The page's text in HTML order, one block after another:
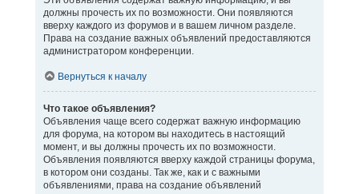
должны прочесть их по возможности. Они появляются
вверху каждого из форумов и в вашем личном разделе.
Права на создание важных объявлений предоставляются
администратором конференции.
Вернуться к началу
Что такое объявления?
Объявления чаще всего содержат важную информацию
для форума, на котором вы находитесь в настоящий
момент, и вы должны прочесть их по возможности.
Объявления появляются вверху каждой страницы форума,
в котором они созданы. Так же, как и с важными
объявлениями, права на создание объявлений